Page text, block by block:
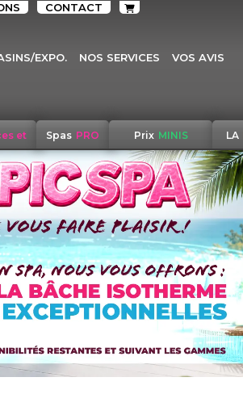
CONTACT
EXPO. NOS SERVICES VOS AVIS
et Spas PRO Prix MINIS LA